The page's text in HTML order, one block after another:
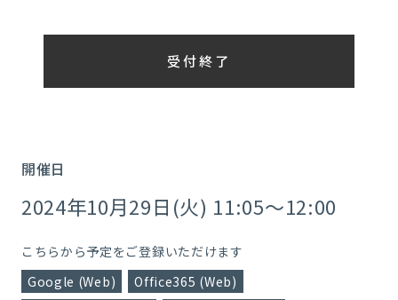
受付終了
開催日
2024年10月29日(火) 11:05～12:00
こちらから予定をご登録いただけます
Google (Web)
Office365 (Web)